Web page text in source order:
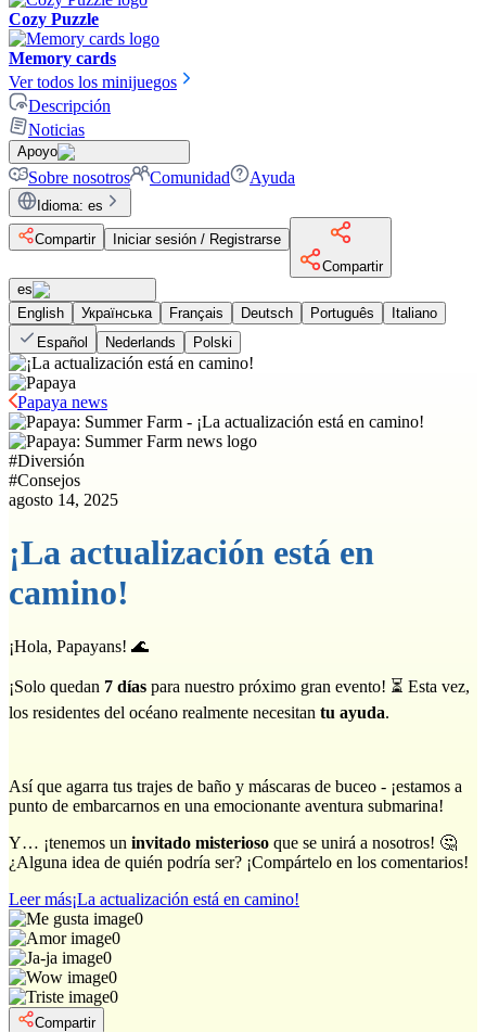
Cozy Puzzle
Memory cards
Ver todos los minijuegos
Descripción
Noticias
Apoyo
Sobre nosotros Comunidad Ayuda
Idioma: es
Compartir
Iniciar sesión / Registrarse
Compartir
es
English
Українська Français Deutsch Português
Italiano
Español
Nederlands Polski
Papaya news
#Diversión
#Consejos
agosto 14, 2025
¡La actualización está en
camino!
¡Hola, Papayans! 🌊
¡Solo quedan 7 días para nuestro próximo gran evento! ⏳ Esta vez,
los residentes del océano realmente necesitan tu ayuda.
Así que agarra tus trajes de baño y máscaras de buceo - ¡estamos a
punto de embarcarnos en una emocionante aventura submarina!
Y… ¡tenemos un invitado misterioso que se unirá a nosotros! 🤔
¿Alguna idea de quién podría ser? ¡Compártelo en los comentarios!
Leer más¡La actualización está en camino!
0
0
0
0
0
Compartir